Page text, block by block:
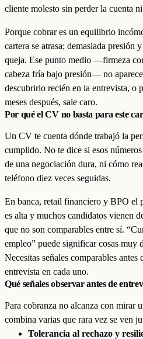
cliente molesto sin perder la cuenta
Porque cobrar es un equilibrio
cartera se atrasa; demasiada presión
queja. Ese punto medio —firmeza
cabeza fría bajo presión— no
descubrirlo recién en la entrevista, o
meses después, sale caro.
Por qué el CV no basta para este
Un CV te cuenta dónde trabajó la
cumplido. No te dice si esos
de una negociación dura, ni cómo
teléfono diez veces seguidas.
En banca, retail financiero y BPO el
es alta y muchos candidatos vienen
que no son comparables entre sí.
empleo” puede significar cosas muy
Necesitas señales comparables
entrevista en cada uno.
Qué señales observar antes de
Para cobranza no alcanza con mirar
combina varias que rara vez se ven
Tolerancia al rechazo y